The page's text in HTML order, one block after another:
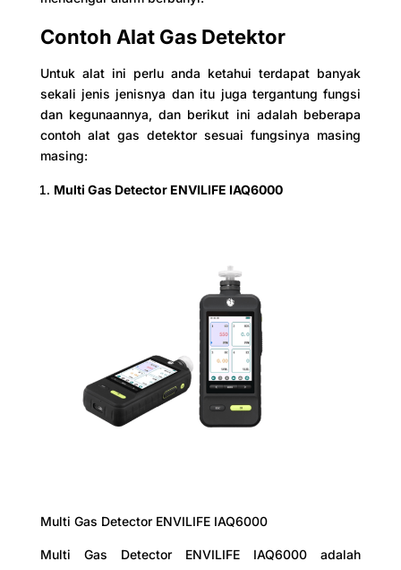
Contoh Alat Gas Detektor
Untuk alat ini perlu anda ketahui terdapat banyak
sekali jenis jenisnya dan itu juga tergantung fungsi
dan kegunaannya, dan berikut ini adalah beberapa
contoh alat gas detektor sesuai fungsinya masing
masing:
Multi Gas Detector ENVILIFE IAQ6000
Multi Gas Detector ENVILIFE IAQ6000
Multi Gas Detector ENVILIFE IAQ6000 adalah